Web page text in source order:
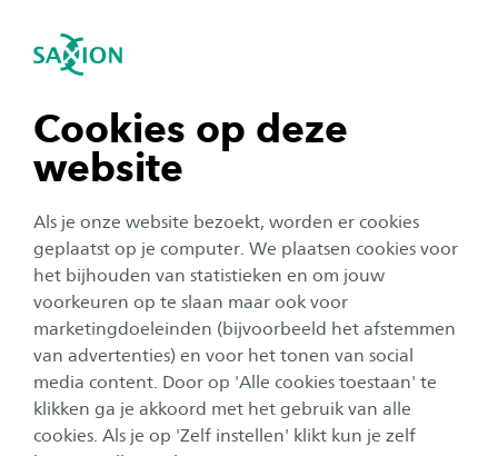
Cookies op deze
website
Als je onze website bezoekt, worden er cookies
geplaatst op je computer. We plaatsen cookies voor
het bijhouden van statistieken en om jouw
voorkeuren op te slaan maar ook voor
marketingdoeleinden (bijvoorbeeld het afstemmen
van advertenties) en voor het tonen van social
media content. Door op 'Alle cookies toestaan' te
klikken ga je akkoord met het gebruik van alle
cookies. Als je op 'Zelf instellen' klikt kun je zelf
Navigatie openen
tonen
tonen
tonen
tonen
sluiten
Corporate
Studium Generale: de prijs van
schuld